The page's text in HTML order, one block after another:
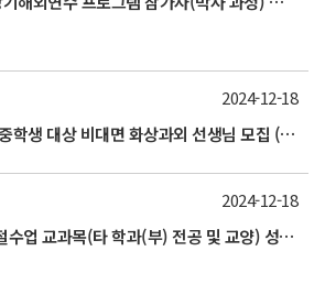
[웅진 스마트올중학] 중학생 대상 비대면 화상과외 선생님 모집 (~12/27)
2024-12-18
2024학년도 동계 계절수업 교과목(타 학과(부) 전공 및 교양) 성적평가방법 선택제 신청 안내(2025/1/8 수요일까지)
2024-12-18